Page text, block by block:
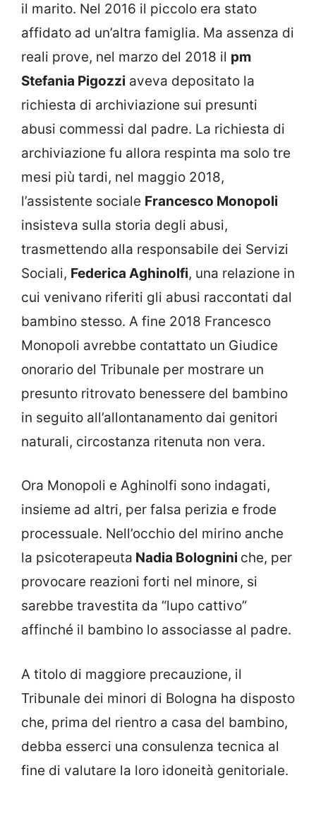
il marito. Nel 2016 il piccolo era stato
affidato ad un’altra famiglia. Ma assenza di
reali prove, nel marzo del 2018 il pm
Stefania Pigozzi aveva depositato la
richiesta di archiviazione sui presunti
abusi commessi dal padre. La richiesta di
archiviazione fu allora respinta ma solo tre
mesi più tardi, nel maggio 2018,
l’assistente sociale Francesco Monopoli
insisteva sulla storia degli abusi,
trasmettendo alla responsabile dei Servizi
Sociali, Federica Aghinolfi, una relazione in
cui venivano riferiti gli abusi raccontati dal
bambino stesso. A fine 2018 Francesco
Monopoli avrebbe contattato un Giudice
onorario del Tribunale per mostrare un
presunto ritrovato benessere del bambino
in seguito all’allontanamento dai genitori
naturali, circostanza ritenuta non vera.
Ora Monopoli e Aghinolfi sono indagati,
insieme ad altri, per falsa perizia e frode
processuale. Nell’occhio del mirino anche
la psicoterapeuta Nadia Bolognini che, per
provocare reazioni forti nel minore, si
sarebbe travestita da “lupo cattivo”
affinché il bambino lo associasse al padre.
A titolo di maggiore precauzione, il
Tribunale dei minori di Bologna ha disposto
che, prima del rientro a casa del bambino,
debba esserci una consulenza tecnica al
fine di valutare la loro idoneità genitoriale.